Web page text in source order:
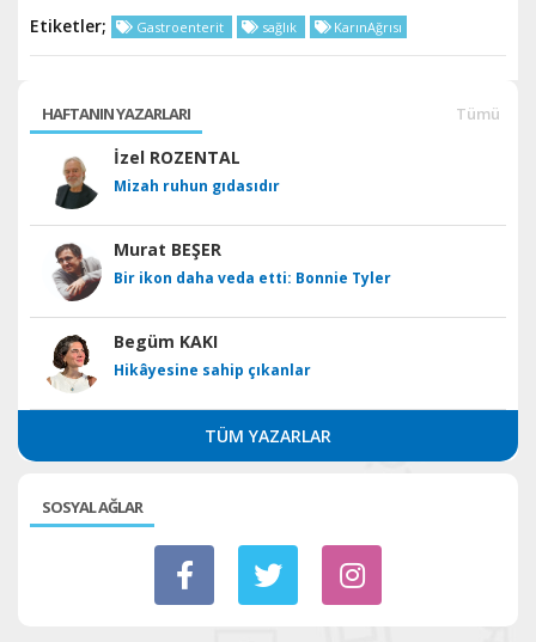
Etiketler; Gastroenterit sağlık KarınAğrısı
HAFTANIN YAZARLARI Tümü
İzel ROZENTAL
Mizah ruhun gıdasıdır
Murat BEŞER
Bir ikon daha veda etti: Bonnie Tyler
Begüm KAKI
Hikâyesine sahip çıkanlar
TÜM YAZARLAR
SOSYAL AĞLAR